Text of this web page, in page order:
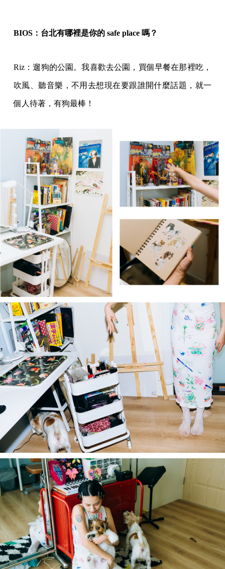
BIOS：台北有哪裡是你的 safe place 嗎？
Riz：遛狗的公園。我喜歡去公園，買個早餐在那裡吃，
吹風、聽音樂，不用去想現在要跟誰開什麼話題，就一
個人待著，有狗最棒！